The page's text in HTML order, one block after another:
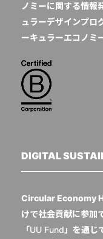
ノミーに関する情報
ュラーデザインプロ
ーキュラーエコノミ
DIGITAL
Circular Economy
けで社会貢献に参加
「UU Fund 」を通じ